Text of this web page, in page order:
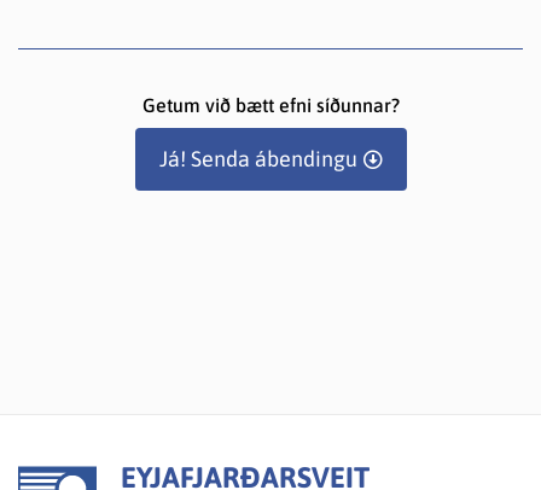
Getum við bætt efni síðunnar?
Já! Senda ábendingu
EYJAFJARÐARSVEIT